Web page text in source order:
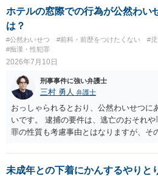
ホテルの窓際での行為が公然わい
は？
#公然わいせつ #前科・前歴をつけたくない
#
#痴漢・性犯罪
2026年7月10日
刑事事件に強い弁護士
三村 勇人 弁護士
おっしゃられるとおり、公然わいせつに
いです。 逮捕の要件は、逃亡のおそれ
罪の性質も考慮事由とはなりますが、そ
未成年との下着にかんするやりと